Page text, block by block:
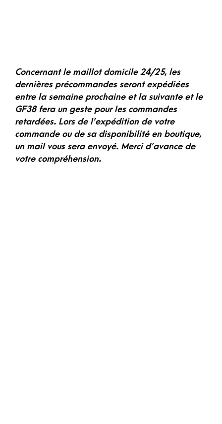
Concernant le maillot domicile 24/25, les
dernières précommandes seront expédiées
entre la semaine prochaine et la suivante et le
GF38 fera un geste pour les commandes
retardées. Lors de l’expédition de votre
commande ou de sa disponibilité en boutique,
un mail vous sera envoyé. Merci d’avance de
votre compréhension.